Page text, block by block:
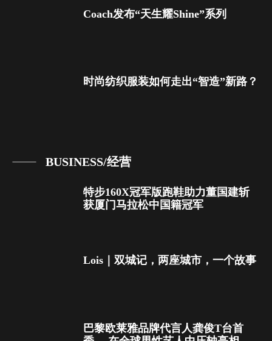
Coach发布“天生耀Shine”系列
时尚纺织服装如何走出“智造”新路？
BUSINESS/经营
特步160X冠军版跑鞋助力董国建斩
获厦门马拉松中国籍冠军
Lois｜双城记，两座城市，一个故事
巴黎欧莱雅品牌代言人龚俊T台首